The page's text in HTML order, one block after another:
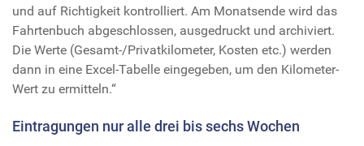
und auf Richtigkeit kontrolliert. Am Monatsende wird das
Fahrtenbuch abgeschlossen, ausgedruckt und archiviert.
Die Werte (Gesamt-/Privatkilometer, Kosten etc.) werden
dann in eine Excel-Tabelle eingegeben, um den Kilometer-
Wert zu ermitteln.“
Eintragungen nur alle drei bis sechs Wochen